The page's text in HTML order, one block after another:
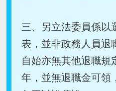
三、另立法委員係以
表，並非政務人員退
自始亦無其他退職規
年，並無退職金可領